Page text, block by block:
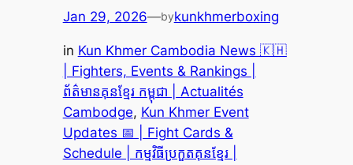
Jan 29, 2026—bykunkhmerboxing
in Kun Khmer Cambodia News 🇰🇭
| Fighters, Events & Rankings |
ព័ត៌មានគុនខ្មែរ កម្ពុជា | Actualités
Cambodge, Kun Khmer Event
Updates 📅 | Fight Cards &
Schedule | កម្មវិធីប្រកួតគុនខ្មែរ |